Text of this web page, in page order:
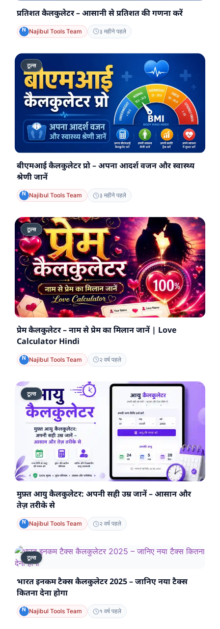
प्रतिशत कैलकुलेटर – आसानी से प्रतिशत की गणना करें
Najibul Tools Team ३ महीने पहले
टूल्स
बीएमआई कैलकुलेटर प्रो – अपना आदर्श वजन और स्वास्थ्य
श्रेणी जानें
Najibul Tools Team ३ महीने पहले
टूल्स
प्रेम कैलकुलेटर – नाम से प्रेम का मिलान जानें | Love
Calculator Hindi
Najibul Tools Team २ वर्ष पहले
टूल्स
मुफ़्त आयु कैलकुलेटर: अपनी सही उम्र जानें – आसान और
तेज़ तरीके से
Najibul Tools Team २ वर्ष पहले
टूल्स
भारत इनकम टैक्स कैलकुलेटर 2025 – जानिए नया टैक्स
कितना देना होगा
Najibul Tools Team १ वर्ष पहले